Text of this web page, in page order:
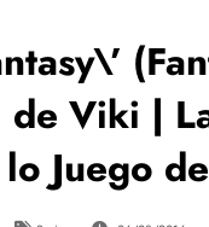
de Viki |
Juego